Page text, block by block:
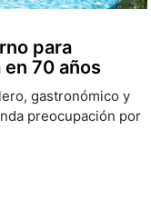
para
70 años
gastronómico y
preocupación por